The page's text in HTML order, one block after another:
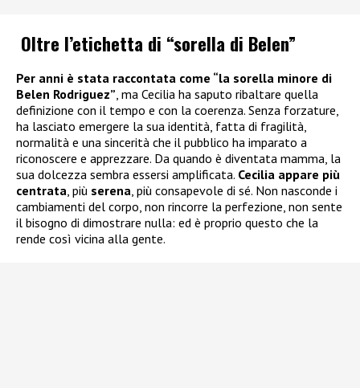
Oltre l’etichetta di “sorella di Belen”
Per anni è stata raccontata come “la sorella minore di
Belen Rodriguez” , ma Cecilia ha saputo ribaltare quella
definizione con il tempo e con la coerenza. Senza forzature,
ha lasciato emergere la sua identità, fatta di fragilità,
normalità e una sincerità che il pubblico ha imparato a
riconoscere e apprezzare. Da quando è diventata mamma, la
sua dolcezza sembra essersi amplificata. Cecilia appare più
centrata , più serena , più consapevole di sé. Non nasconde i
cambiamenti del corpo, non rincorre la perfezione, non sente
il bisogno di dimostrare nulla: ed è proprio questo che la
rende così vicina alla gente.